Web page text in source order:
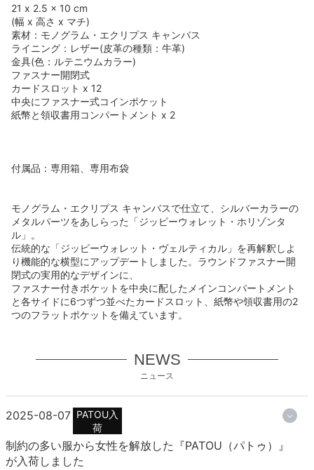
21 x 2.5 x 10 cm
(幅 x 高さ x マチ)
素材：モノグラム・エクリプス キャンバス
ライニング：レザー(皮革の種類：牛革)
金具(色：ルテニウムカラー)
ファスナー開閉式
カードスロット x 12
中央にファスナー式コインポケット
紙幣と領収書用コンパートメント x 2
付属品：専用箱、専用布袋
モノグラム・エクリプス キャンバスで仕立て、シルバーカラーの
メタルパーツをあしらった「ジッピーウォレット・ホリゾンタ
ル」。
伝統的な「ジッピーウォレット・ヴェルティカル」を再解釈しよ
り機能的な横型にアップデートしました。ラウンドファスナー開
閉式の実用的なデザインに、
ファスナー付きポケットを中央に配したメインコンパートメント
と各サイドに6つずつ並べたカードスロット、紙幣や領収書用の2
つのフラットポケットを備えています。
NEWS
ニュース
2025-08-07 PATOU入
荷
制約の多い服から女性を解放した『PATOU（パトゥ）』
が入荷しました